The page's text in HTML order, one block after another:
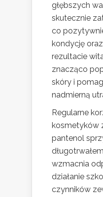
głębszych
skutecznie
co
kondycję
rezultacie
znacząco
skóry i
nadmierną
Regularne
kosmetyków
pantenol
wzmacnia
działanie
czynników